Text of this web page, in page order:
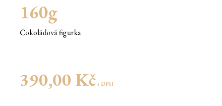
160g
Čokoládová figurka
390,00 Kč s DPH